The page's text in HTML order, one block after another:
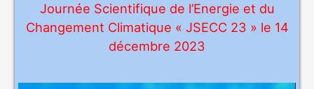
é
o
Journée Scientifique de l’Energie et du
Changement Climatique « JSECC 23 » le 14
décembre 2023